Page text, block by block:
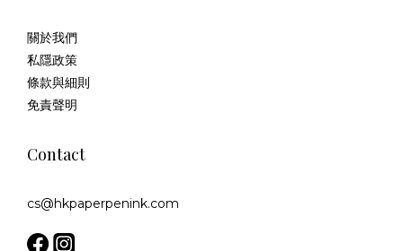
關於我們
私隱政策
條款與細則
免責聲明
Contact
cs@hkpaperpenink.com